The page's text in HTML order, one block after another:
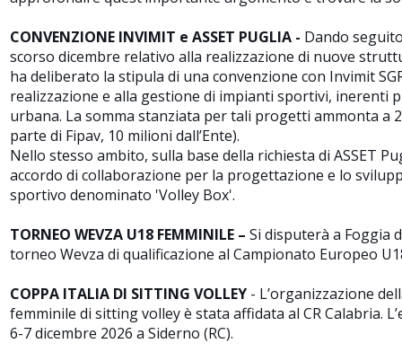
CONVENZIONE INVIMIT e ASSET PUGLIA - Dando
scorso dicembre relativo alla realizzazione di nuove
ha deliberato la stipula di una convenzione con Invimit
realizzazione e alla gestione di impianti sportivi, inerenti
urbana. La somma stanziata per tali progetti ammonta a
parte di Fipav, 10 milioni dall’Ente).
Nello stesso ambito, sulla base della richiesta di ASSET
accordo di collaborazione per la progettazione e lo
sportivo denominato 'Volley Box'.
TORNEO WEVZA U18 FEMMINILE – Si disputerà a Foggia
torneo Wevza di qualificazione al Campionato Europeo
COPPA ITALIA DI SITTING VOLLEY - L’organizzazione
femminile di sitting volley è stata affidata al CR Calabria.
6-7 dicembre 2026 a Siderno (RC).